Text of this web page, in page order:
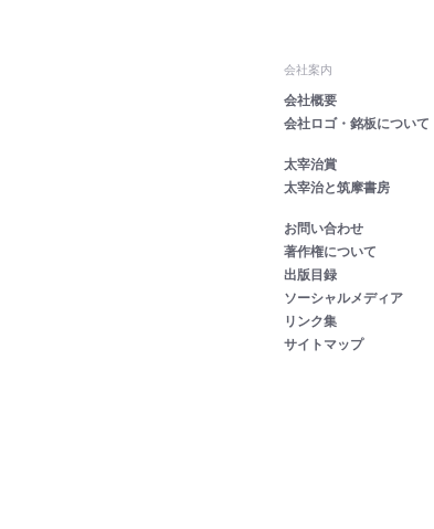
会社案内
会社概要
会社ロゴ・銘板について
太宰治賞
太宰治と筑摩書房
お問い合わせ
著作権について
出版目録
ソーシャルメディア
リンク集
サイトマップ